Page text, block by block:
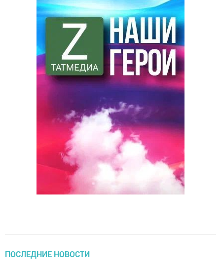
ПОСЛЕДНИЕ НОВОСТИ